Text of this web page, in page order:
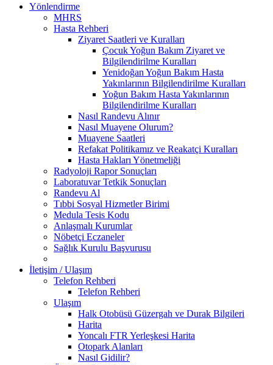
Yönlendirme
MHRS
Hasta Rehberi
Ziyaret Saatleri ve Kuralları
Çocuk Yoğun Bakım Ziyaret ve
Bilgilendirilme Kuralları
Yenidoğan Yoğun Bakım Hasta
Yakınlarının Bilgilendirilme Kuralları
Yoğun Bakım Hasta Yakınlarının
Bilgilendirilme Kuralları
Nasıl Randevu Alınır
Nasıl Muayene Olurum?
Muayene Saatleri
Refakat Politikamız ve Reakatçi Kuralları
Hasta Hakları Yönetmeliği
Radyoloji Rapor Sonuçları
Laboratuvar Tetkik Sonuçları
Randevu Al
Tıbbi Sosyal Hizmetler Birimi
Medula Tesis Kodu
Anlaşmalı Kurumlar
Nöbetçi Eczaneler
Sağlık Kurulu Başvurusu
İletişim / Ulaşım
Telefon Rehberi
Telefon Rehberi
Ulaşım
Halk Otobüsü Güzergah ve Durak Bilgileri
Harita
Yoncalı FTR Yerleşkesi Harita
Otopark Alanları
Nasıl Gidilir?